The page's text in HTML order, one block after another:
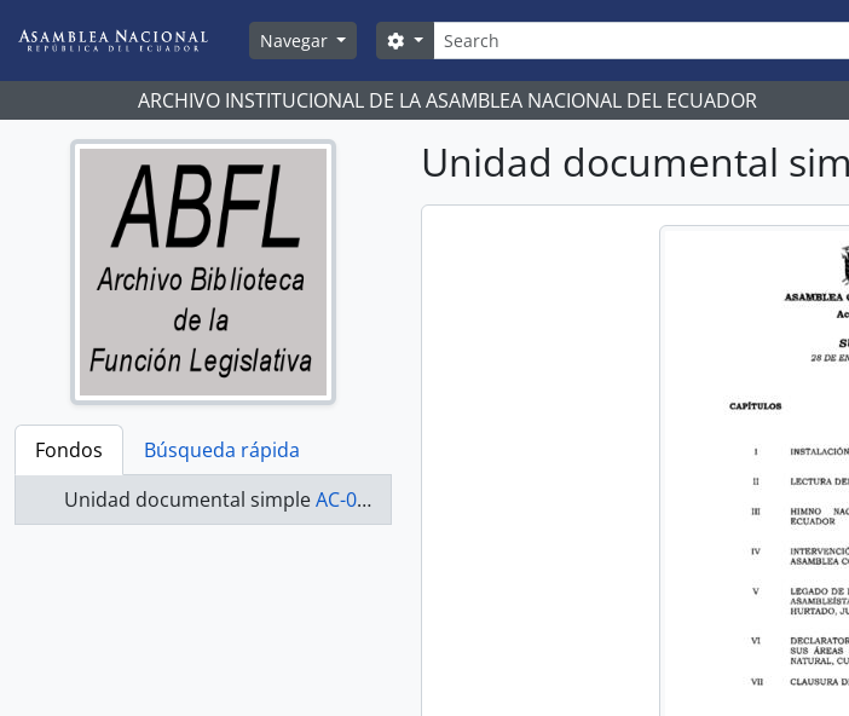
Navegar
Búsqueda
Search options
ARCHIVO INSTITUCIONAL DE LA ASAMBLEA NACIONAL DEL ECUADOR
Fondos
Búsqueda rápida
Unidad documental simpleAC-07-08-018 - Actas-2007-2008
Unidad documental